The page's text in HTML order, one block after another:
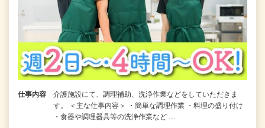
仕事内容
介護施設にて、調理補助、洗浄作業などをしていただきま
す。 ＜主な仕事内容＞ ・簡単な調理作業 ・料理の盛り付け
・食器や調理器具等の洗浄作業など …